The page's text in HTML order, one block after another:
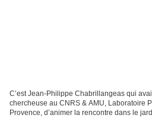
C’est Jean-Philippe Chabrillangeas qui
chercheuse au CNRS & AMU, Laboratoire
Provence, d’animer la rencontre dans le